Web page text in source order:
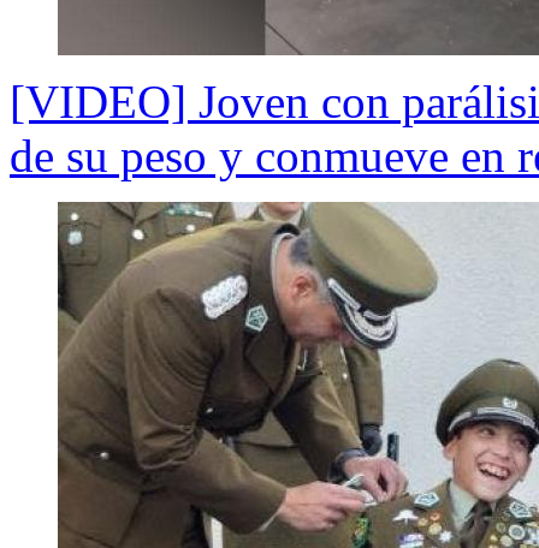
[VIDEO] Joven con
de su peso y conmueve en